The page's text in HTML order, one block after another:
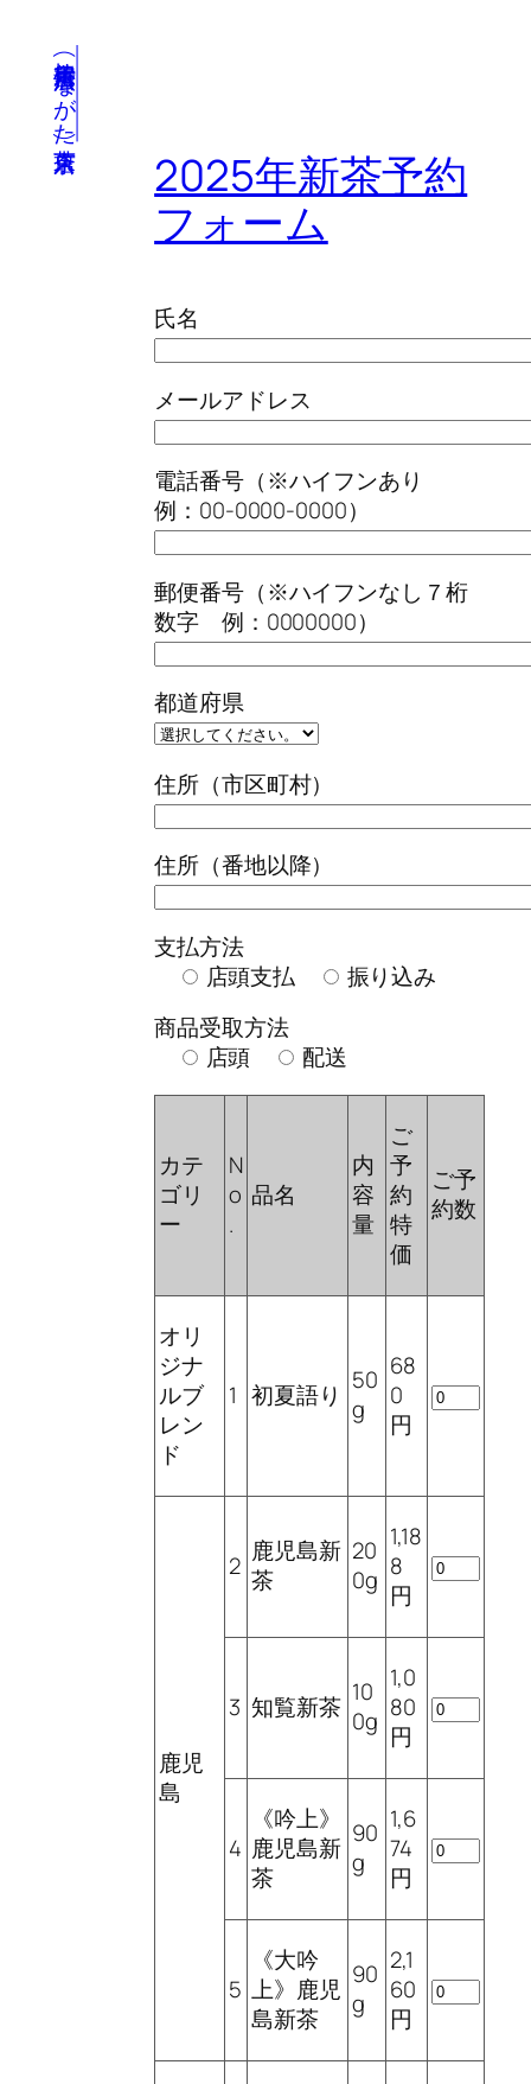
椿宗善 広尾店(ながた茶店東京)
2025年新茶予約
フォーム
氏名
メールアドレス
電話番号（※ハイフンあり
例：00-0000-0000）
郵便番号（※ハイフンなし７桁
数字 例：0000000）
都道府県
住所（市区町村）
住所（番地以降）
支払方法
店頭支払
振り込み
商品受取方法
店頭
配送
カテ
ゴリ
ー
N
o
.
品名
内
容
量
ご
予
約
特
価
ご予
約数
オリ
ジナ
ルブ
レン
ド
1 初夏語り 50
g
68
0
円
鹿児
島
2 鹿児島新
茶
20
0g
1,18
8
円
3 知覧新茶 10
0g
1,0
80
円
4
《吟上》
鹿児島新
茶
90
g
1,6
74
円
5
《大吟
上》鹿児
島新茶
90
g
2,1
60
円